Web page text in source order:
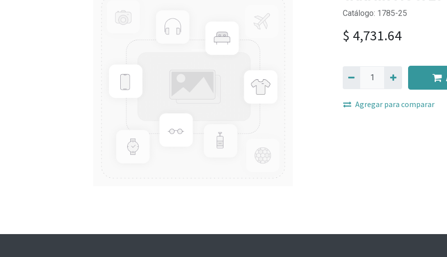
Catálogo: 1785-25
$ 4,731.64
Agregar para comparar